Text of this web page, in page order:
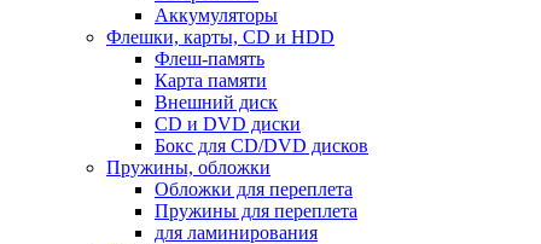
Аккумуляторы
Флешки, карты, CD и HDD
Флеш-память
Карта памяти
Внешний диск
CD и DVD диски
Бокс для CD/DVD дисков
Пружины, обложки
Обложки для переплета
Пружины для переплета
для ламинирования